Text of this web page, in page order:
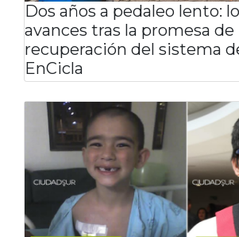
Dos años a pedaleo lento:
avances tras la promesa de
recuperación del sistema
EnCicla